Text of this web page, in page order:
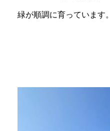
緑が順調に育っています。